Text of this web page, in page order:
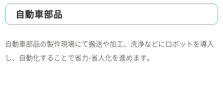
自動車部品
自動車部品の製作現場にて搬送や加工、洗浄などにロボットを導入
し、自動化することで省力-省人化を進めます。